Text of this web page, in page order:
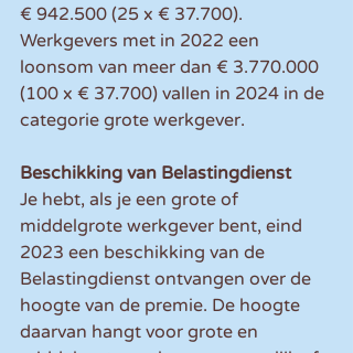
€ 942.500 (25 x € 37.700).
Werkgevers met in 2022 een
loonsom van meer dan € 3.770.000
(100 x € 37.700) vallen in 2024 in de
categorie grote werkgever.
Beschikking van Belastingdienst
Je hebt, als je een grote of
middelgrote werkgever bent, eind
2023 een beschikking van de
Belastingdienst ontvangen over de
hoogte van de premie. De hoogte
daarvan hangt voor grote en